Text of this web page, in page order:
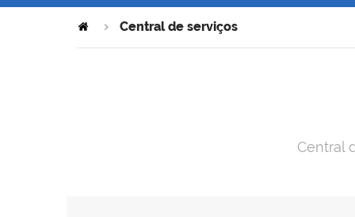
Central de serviços
Central